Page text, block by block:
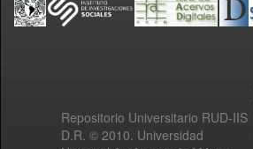
Repositorio Universitario RUD-IIS
D.R. © 2010. Universidad